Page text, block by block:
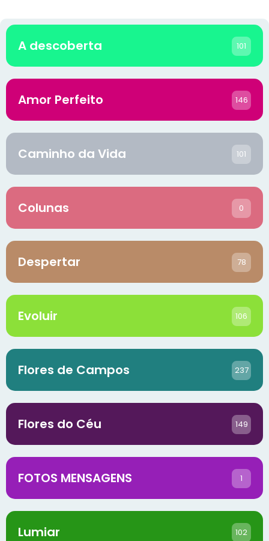
A descoberta 101
Amor Perfeito 146
Caminho da Vida 101
Colunas 0
Despertar 78
Evoluir 106
Flores de Campos 237
Flores do Céu 149
FOTOS MENSAGENS 1
Lumiar 102